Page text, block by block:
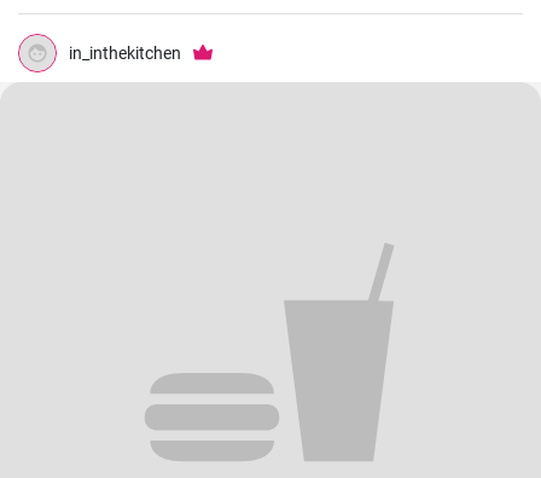
in_inthekitchen